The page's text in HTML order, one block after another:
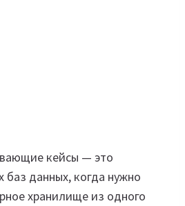
кейсы — это
баз данных, когда нужно
хранилище из одного